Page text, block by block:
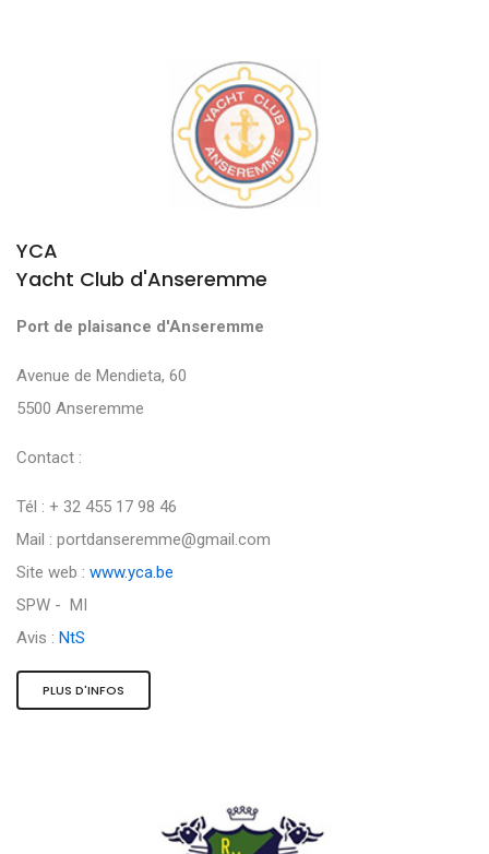
YCA
Yacht Club d'Anseremme
Port de plaisance d'Anseremme
Avenue de Mendieta, 60
5500 Anseremme
Contact :
Tél : + 32 455 17 98 46
Mail : portdanseremme@gmail.com
Site web : www.yca.be
SPW - MI
Avis : NtS
PLUS D'INFOS